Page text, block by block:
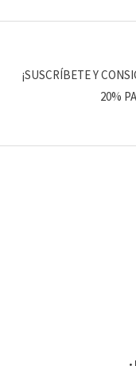
¡SUSCRÍBETE Y
20%